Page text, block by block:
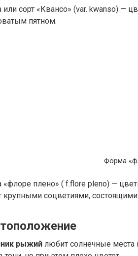
сорт «Квансо» (var. kwanso) —
пятном.
Форма
плено» ( f.flore pleno) —
крупными соцветиями,
рыжий любит солнечные места